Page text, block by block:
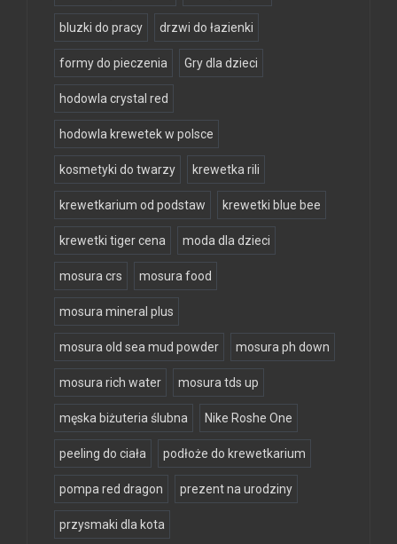
bluzki do pracy drzwi do łazienki
formy do pieczenia Gry dla dzieci
hodowla crystal red
hodowla krewetek w polsce
kosmetyki do twarzy krewetka rili
krewetkarium od podstaw krewetki blue bee
krewetki tiger cena moda dla dzieci
mosura crs mosura food
mosura mineral plus
mosura old sea mud powder mosura ph down
mosura rich water mosura tds up
męska biżuteria ślubna Nike Roshe One
peeling do ciała podłoże do krewetkarium
pompa red dragon prezent na urodziny
przysmaki dla kota